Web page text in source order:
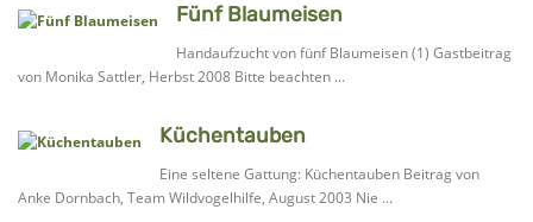
Fünf Blaumeisen
Handaufzucht von fünf Blaumeisen (1) Gastbeitrag
von Monika Sattler, Herbst 2008 Bitte beachten ...
Küchentauben
Eine seltene Gattung: Küchentauben Beitrag von
Anke Dornbach, Team Wildvogelhilfe, August 2003 Nie ...